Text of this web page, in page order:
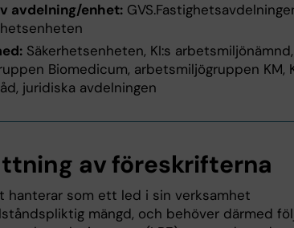
avdelning/enhet:
Säkerhetsenheten, KI:s arbetsmiljönämnd,
Biomedicum, arbetsmiljögruppen KM,
juridiska avdelningen
av föreskrifterna
hanterar som ett led i sin verksamhet
mängd, och behöver därmed